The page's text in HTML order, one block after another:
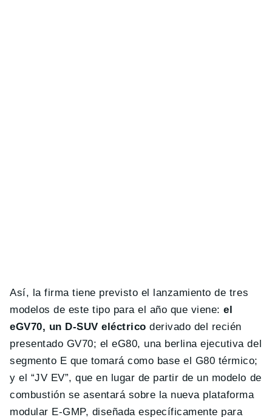
Así, la firma tiene previsto el lanzamiento de tres
modelos de este tipo para el año que viene:el
eGV70, un D-SUV eléctrico derivado del recién
presentado GV70; el eG80, una berlina ejecutiva del
segmento E que tomará como base el G80 térmico;
y el “JV EV”, que en lugar de partir de un modelo de
combustión se asentará sobre la nueva plataforma
modular E-GMP, diseñada específicamente para